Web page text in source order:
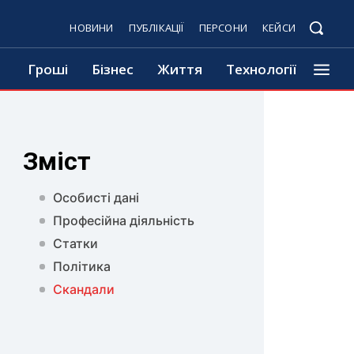
НОВИНИ ПУБЛІКАЦІЇ ПЕРСОНИ КЕЙСИ
Гроші Бізнес Життя Технології
Зміст
Особисті дані
Професійна діяльність
Статки
Політика
Скандали